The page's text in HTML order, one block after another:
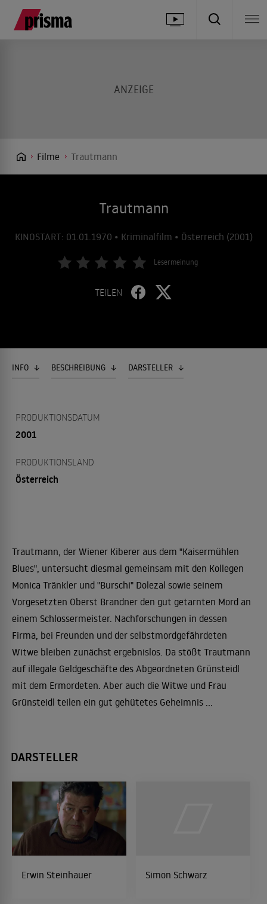
Filme Trautmann
Trautmann
KINOSTART: 01.01.1970 • Kriminalfilm • Österreich (2001)
Lesermeinung
TEILEN
INFO BESCHREIBUNG DARSTELLER
PRODUKTIONSDATUM
2001
PRODUKTIONSLAND
Österreich
Trautmann, der Wiener Kiberer aus dem "Kaisermühlen
Blues", untersucht diesmal gemeinsam mit den Kollegen
Monica Tränkler und "Burschi" Dolezal sowie seinem
Vorgesetzten Oberst Brandner den gut getarnten Mord an
einem Schlossermeister. Nachforschungen in dessen
Firma, bei Freunden und der selbstmordgefährdeten
Witwe bleiben zunächst ergebnislos. Da stößt Trautmann
auf illegale Geldgeschäfte des Abgeordneten Grünsteidl
mit dem Ermordeten. Aber auch die Witwe und Frau
Grünsteidl teilen ein gut gehütetes Geheimnis ...
DARSTELLER
Erwin Steinhauer Simon Schwarz